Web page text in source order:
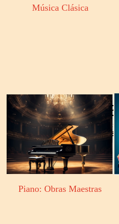
Música Clásica
Piano: Obras Maestras